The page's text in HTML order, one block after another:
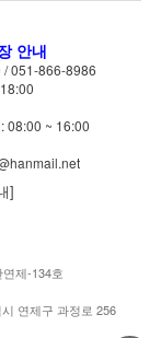
안내
/051-866-8986
: 08:00 ~ 16:00
]
제-134호
연제구 과정로 256